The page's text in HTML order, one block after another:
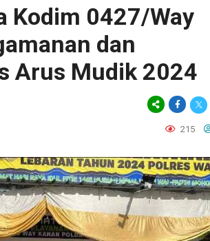
Kodim 0427/Way
dan
Arus Mudik 2024
215